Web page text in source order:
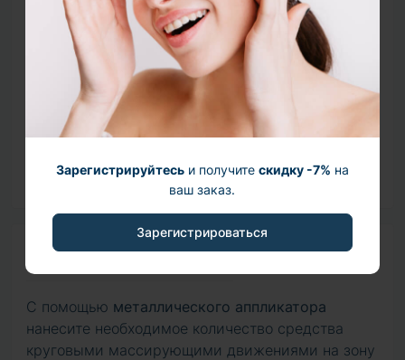
Зарегистрируйтесьи получите скидку -7% на
ваш заказ.
Зарегистрироваться
плотность кожи и, как следствие, создает
эффект заметного лифтинга. Разглаживает
мелкие морщинки и сокращает глубину изломов.
Аргилерин 400 ppm
– пептид – миорелаксант с
клинически доказанным ботулинообразным
действием. Уменьшает мышечную активность и
глубину мимических морщин, препятствует их
появлению.
Способ применения
С помощью металлического аппликатора
нанесите необходимое количество средства
круговыми массирующими движениями на зону